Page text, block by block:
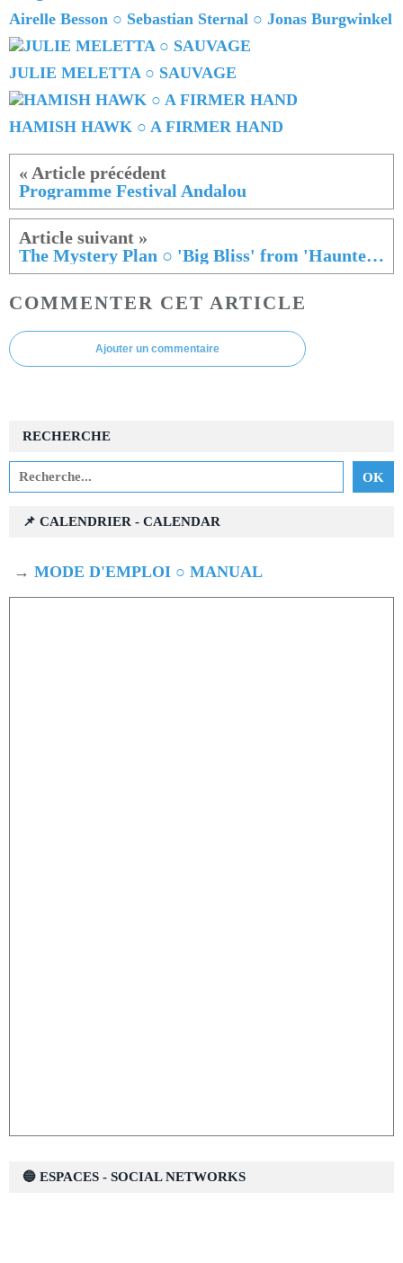
Airelle Besson ○ Sebastian Sternal ○ Jonas Burgwinkel
JULIE MELETTA ○ SAUVAGE
HAMISH HAWK ○ A FIRMER HAND
Programme Festival Andalou
The Mystery Plan ○ 'Big Bliss' from 'Haunted Organic Machines'
COMMENTER CET ARTICLE
Ajouter un commentaire
RECHERCHE
📌 CALENDRIER - CALENDAR
→ MODE D'EMPLOI ○ MANUAL
🔵 ESPACES - SOCIAL NETWORKS